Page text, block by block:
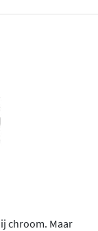
chroom. Maar